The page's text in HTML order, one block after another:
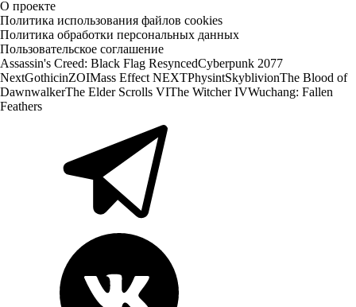
О проекте
Политика использования файлов cookies
Политика обработки персональных данных
Пользовательское соглашение
Assassin's Creed: Black Flag ResyncedCyberpunk 2077
NextGothicinZOIMass Effect NEXTPhysintSkyblivionThe Blood of
DawnwalkerThe Elder Scrolls VIThe Witcher IVWuchang: Fallen
Feathers